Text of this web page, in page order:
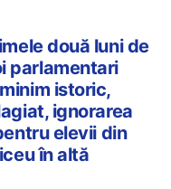
două luni de
parlamentari
istoric,
ignorarea
elevii din
în altă